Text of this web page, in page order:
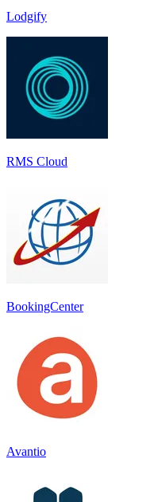
Lodgify
RMS Cloud
BookingCenter
Avantio